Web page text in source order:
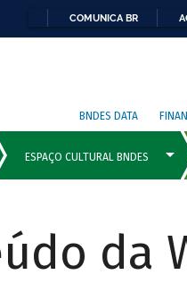
COMUNICA BR
BNDES DATA
da